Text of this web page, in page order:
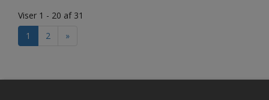
Viser 1 - 20 af 31
1
2 »